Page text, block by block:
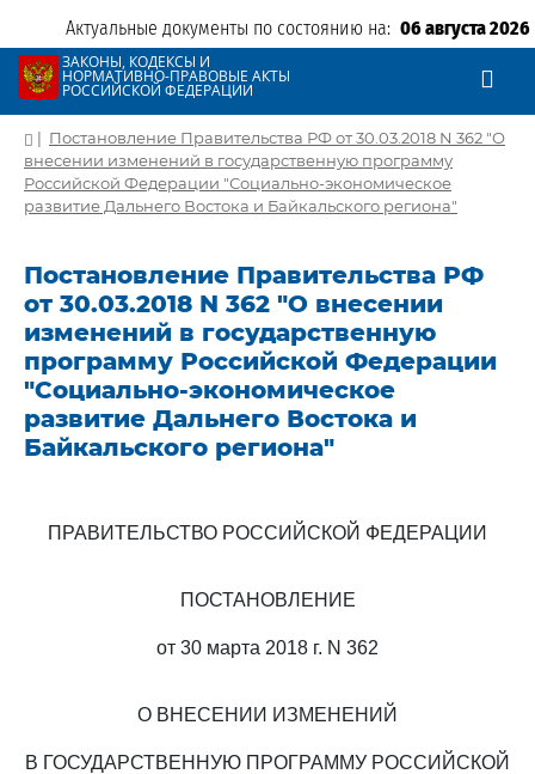
Актуальные документы по состоянию на: 06 августа 2026
ЗАКОНЫ, КОДЕКСЫ И
НОРМАТИВНО-ПРАВОВЫЕ АКТЫ
РОССИЙСКОЙ ФЕДЕРАЦИИ
| Постановление Правительства РФ от 30.03.2018 N 362 "О
внесении изменений в государственную программу
Российской Федерации "Социально-экономическое
развитие Дальнего Востока и Байкальского региона"
Постановление Правительства РФ
от 30.03.2018 N 362 "О внесении
изменений в государственную
программу Российской Федерации
"Социально-экономическое
развитие Дальнего Востока и
Байкальского региона"
ПРАВИТЕЛЬСТВО РОССИЙСКОЙ ФЕДЕРАЦИИ
ПОСТАНОВЛЕНИЕ
от 30 марта 2018 г. N 362
О ВНЕСЕНИИ ИЗМЕНЕНИЙ
В ГОСУДАРСТВЕННУЮ ПРОГРАММУ РОССИЙСКОЙ